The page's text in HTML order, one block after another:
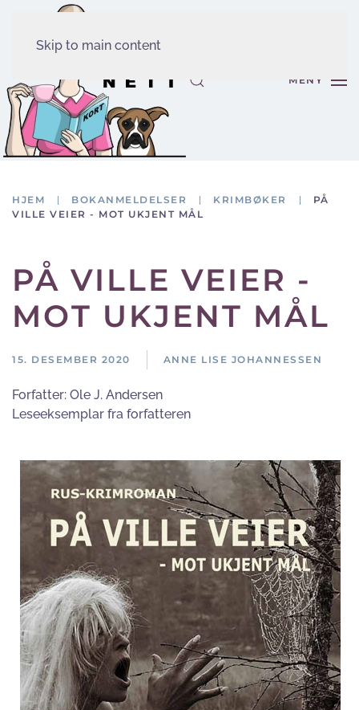
Skip to main content
MENY
HJEM BOKANMELDELSER KRIMBØKER
PÅ
VILLE VEIER - MOT UKJENT MÅL
PÅ VILLE VEIER -
MOT UKJENT MÅL
15. DESEMBER 2020 ANNE LISE JOHANNESSEN
Forfatter: Ole J. Andersen
Leseeksemplar fra forfatteren